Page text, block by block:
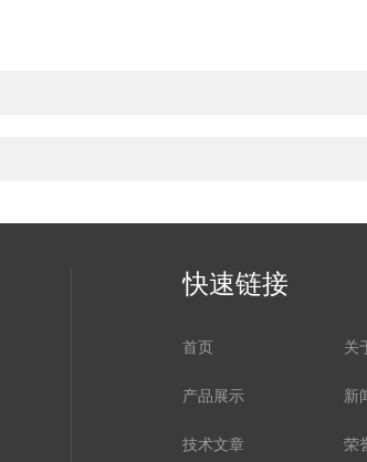
快速链接
首页 关
产品展示 新
技术文章 荣